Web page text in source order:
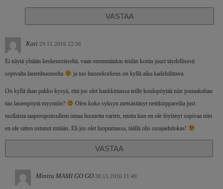
VASTAA
Kati 29.11.2016 22:56
Ei näytä yhtään keskeneräiseltä, vaan enemmänkin teidän kotiin juuri täydellisesti
sopivalta lastenhuoneelta
ja tuo huonekorkeus on kyllä aika kadehdittava.
On kyllä ihan pakko kysyä, että jos olet hankkimassa teille koulupöytää niin joutaakohan
tuo lastenpöytä myyntiin?
Olen koko syksyn metsästänyt nettikirppareilta just
tuollaista taaperopoitsulleni omaa huonetta varten, mutta kun en ole löytänyt sopivaa niin
en ole sitten ostanut mitään. Eli jos olet luopumassa, täällä olis ostajaehdokas!
VASTAA
Minttu MAMI GO GO 30.11.2016 11:49